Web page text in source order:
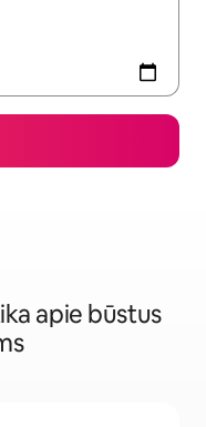
apie būstus